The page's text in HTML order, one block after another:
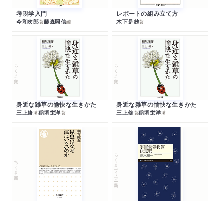
考現学入門
今和次郎著藤森照信編
レポートの組み立て方
木下是雄著
ちくま文庫
身近な雑草の愉快な生きかた
三上修著稲垣栄洋著
ちくま文庫
身近な雑草の愉快な生きかた
三上修著稲垣栄洋著
ちくま新書 ちくまプリマー新書